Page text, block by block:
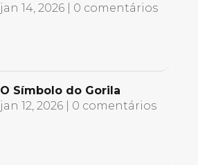
jan 14, 2026 | 0 comentários
O Símbolo do Gorila
jan 12, 2026 | 0 comentários